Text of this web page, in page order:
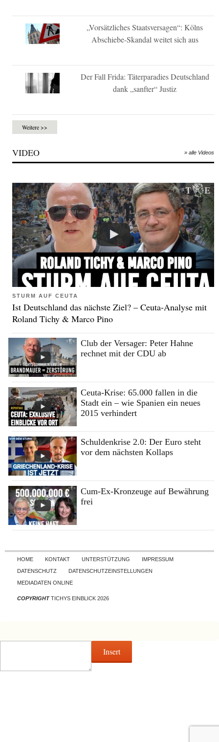
„Vorsätzliches Staatsversagen“: Kölns
Abschiebe-Skandal weitet sich aus
Der Fall Frida: Täterparadies Deutschland
dank „sanfter“ Justiz
Weitere >>
VIDEO » alle Videos
STURM AUF CEUTA
Ist Deutschland das nächste Ziel? – Ceuta-Analyse mit
Roland Tichy & Marco Pino
Club der Versager: Peter Hahne
rechnet mit der CDU ab
Ceuta-Krise: 65.000 fallen in die
Stadt ein – wie Spanien ein neues
2015 verhindert
Schuldenkrise 2.0: Der Euro steht
vor dem nächsten Kollaps
Cum-Ex-Kronzeuge auf Bewährung
frei
Skip to content
HOME KONTAKT UNTERSTÜTZUNG
IMPRESSUM
DATENSCHUTZ
DATENSCHUTZEINSTELLUNGEN
MEDIADATEN ONLINE
COPYRIGHTTICHYS EINBLICK 2026
Insert